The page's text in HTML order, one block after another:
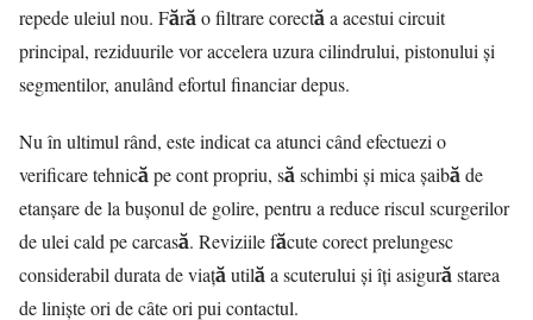
repede uleiul nou. Fără o filtrare corectă a acestui circuit
principal, reziduurile vor accelera uzura cilindrului, pistonului și
segmentilor, anulând efortul financiar depus.
Nu în ultimul rând, este indicat ca atunci când efectuezi o
verificare tehnică pe cont propriu, să schimbi și mica șaibă de
etanșare de la bușonul de golire, pentru a reduce riscul scurgerilor
de ulei cald pe carcasă. Reviziile făcute corect prelungesc
considerabil durata de viață utilă a scuterului și îți asigură starea
de liniște ori de câte ori pui contactul.